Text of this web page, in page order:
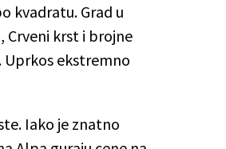
kvadratu. Grad u
Crveni krst i brojne
Uprkos ekstremno
Iako je znatno